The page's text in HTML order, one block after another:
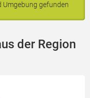
Umgebung gefunden
der Region